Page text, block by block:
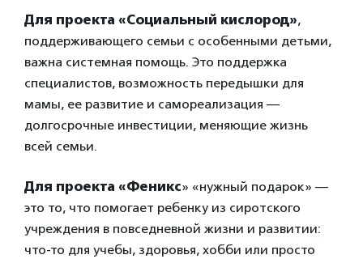
Для проекта «Социальный кислород»,
поддерживающего семьи с особенными детьми,
важна системная помощь. Это поддержка
специалистов, возможность передышки для
мамы, ее развитие и самореализация —
долгосрочные инвестиции, меняющие жизнь
всей семьи.
Для проекта «Феникс» «нужный подарок» —
это то, что помогает ребенку из сиротского
учреждения в повседневной жизни и развитии:
что-то для учебы, здоровья, хобби или просто